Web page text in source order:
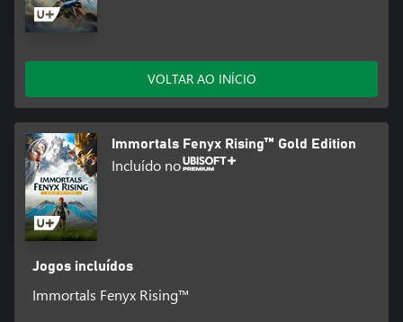
VOLTAR AO INÍCIO
Immortals Fenyx Rising™ Gold Edition
Incluído no
Jogos incluídos
Immortals Fenyx Rising™